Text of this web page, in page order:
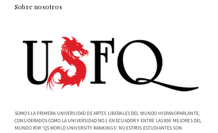
Sobre nosotros
SOMOS LA PRIMERA UNIVERSIDAD DE ARTES LIBERALES DEL MUNDO HISPANOPARLANTE,
CONSIDERADOS COMO LA UNIVERSIDAD NO.1 EN ECUADOR Y ENTRE LAS 800 MEJORES DEL
MUNDO POR 'QS WORLD UNIVERSITY RANKINGS'. NUESTROS ESTUDIANTES SON